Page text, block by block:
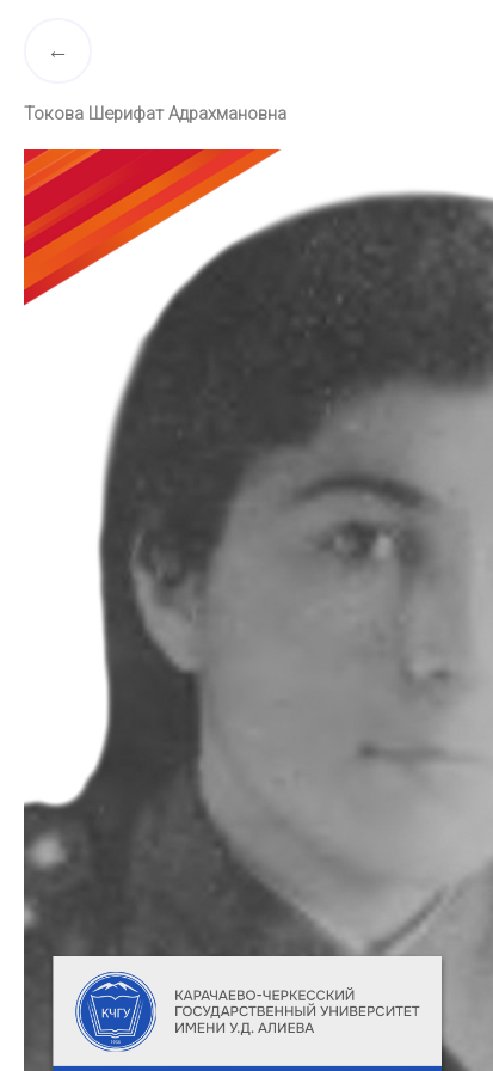
Токова Шерифат Адрахмановна